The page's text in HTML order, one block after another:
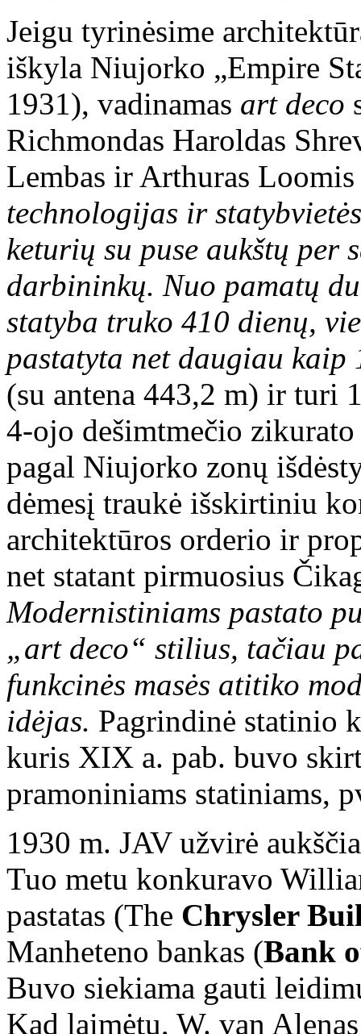
Jeigu tyrinėsime
iškyla Niujorko „Empire
1931), vadinamas art deco
Richmondas Haroldas
Lembas ir Arthuras
technologijas ir
keturių su puse aukštų per
darbininkų. Nuo pamatų
statyba truko 410 dienų,
pastatyta net daugiau kaip
(su antena 443,2 m) ir turi
4-ojo dešimtmečio
pagal Niujorko zonų
dėmesį traukė išskirtiniu
architektūros orderio ir
net statant pirmuosius
Modernistiniams pastato
„art deco“ stilius, tačiau
funkcinės masės atitiko
idėjas. Pagrindinė statinio
kuris XIX a. pab. buvo
pramoniniams statiniams,
1930 m. JAV užvirė
Tuo metu konkuravo
pastatas (The Chrysler
Manheteno bankas (Bank
Buvo siekiama gauti
Kad laimėtų, W. van